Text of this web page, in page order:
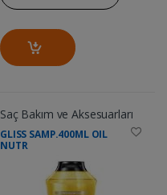
Saç Bakım ve Aksesuarları
GLISS SAMP.400ML OIL
NUTR